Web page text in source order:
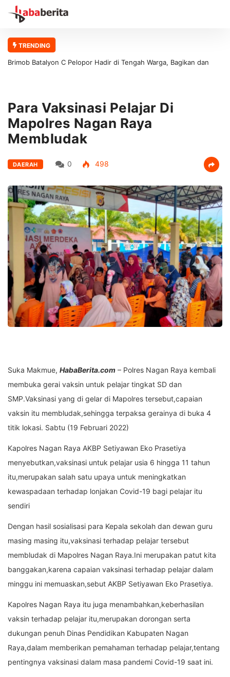
TRENDING
Brimob Batalyon C Pelopor Hadir di Tengah Warga, Bagikan dan
Para Vaksinasi Pelajar Di
Mapolres Nagan Raya
Membludak
DAERAH 0 498
Suka Makmue, HabaBerita.com – Polres Nagan Raya kembali
membuka gerai vaksin untuk pelajar tingkat SD dan
SMP.Vaksinasi yang di gelar di Mapolres tersebut,capaian
vaksin itu membludak,sehingga terpaksa gerainya di buka 4
titik lokasi. Sabtu (19 Februari 2022)
Kapolres Nagan Raya AKBP Setiyawan Eko Prasetiya
menyebutkan,vaksinasi untuk pelajar usia 6 hingga 11 tahun
itu,merupakan salah satu upaya untuk meningkatkan
kewaspadaan terhadap lonjakan Covid-19 bagi pelajar itu
sendiri
Dengan hasil sosialisasi para Kepala sekolah dan dewan guru
masing masing itu,vaksinasi terhadap pelajar tersebut
membludak di Mapolres Nagan Raya.Ini merupakan patut kita
banggakan,karena capaian vaksinasi terhadap pelajar dalam
minggu ini memuaskan,sebut AKBP Setiyawan Eko Prasetiya.
Kapolres Nagan Raya itu juga menambahkan,keberhasilan
vaksin terhadap pelajar itu,merupakan dorongan serta
dukungan penuh Dinas Pendidikan Kabupaten Nagan
Raya,dalam memberikan pemahaman terhadap pelajar,tentang
pentingnya vaksinasi dalam masa pandemi Covid-19 saat ini.